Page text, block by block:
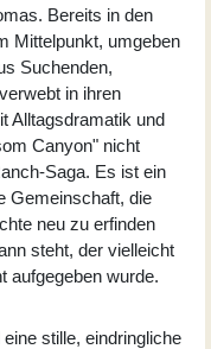
Bereits in den
Mittelpunkt, umgeben
Suchenden,
in ihren
Alltagsdramatik und
Canyon" nicht
Saga. Es ist ein
Gemeinschaft, die
neu zu erfinden
steht, der vielleicht
aufgegeben wurde.
stille, eindringliche